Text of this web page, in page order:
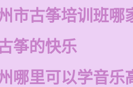
市古筝培训班哪
筝的快乐
哪里可以学音乐